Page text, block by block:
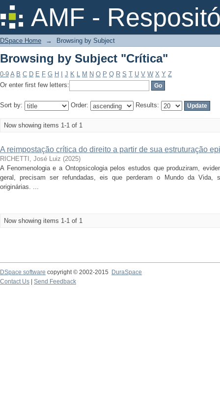
AMF -
Browsing by Subject "Crítica"
DSpace Home → Browsing by Subject
Browsing by Subject "Crítica"
0-9 A B C D E F G H J K L M N O P Q R S T U V W X Y Z
Or enter first few letters:
Sort by: Order: Results:
Now showing items 1-1 of 1
A reimpostação crítica do direito a partir de sua estruturação
RICHETTI, José Luiz (2025)
A Fenomenologia e a Ontopsicologia pelos estudos que produziram,
geral, precisam ser refundadas, eis que perderam o Mundo da Vida,
originárias. ...
Now showing items 1-1 of 1
DSpace software copyright © 2002-2015
DuraSpace
Contact Us
Send Feedback